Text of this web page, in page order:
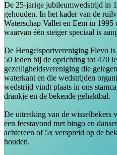
De 25-jarige jubileumwedstrijd in
gehouden. In het kader van de
Waterschap Vallei en Eem in 1995
waarvan één steiger speciaal is
De Hengelsportvereniging Flevo
50 leden bij de oprichting tot 470
gezelligheidsvereniging die
waterkant en die wedstrijden
wedstrijd vindt plaats in ons
drankje en de bekende gehaktbal.
De uitreiking van de wisselbekers
een feestavond met bingo en
achtereen of 5x verspreid op de
houden.